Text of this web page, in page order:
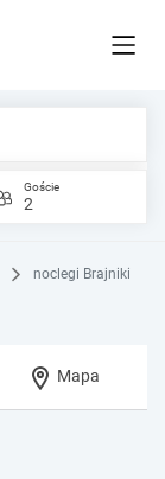
Goście
2
noclegi Brajniki
Mapa